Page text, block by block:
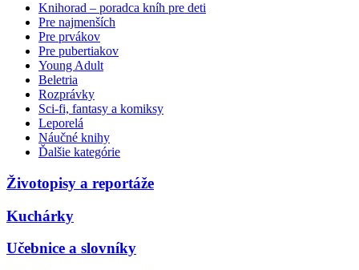
Knihorad – poradca kníh pre deti
Pre najmenších
Pre prvákov
Pre pubertiakov
Young Adult
Beletria
Rozprávky
Sci-fi, fantasy a komiksy
Leporelá
Náučné knihy
Ďalšie kategórie
Životopisy a reportáže
Kuchárky
Učebnice a slovníky